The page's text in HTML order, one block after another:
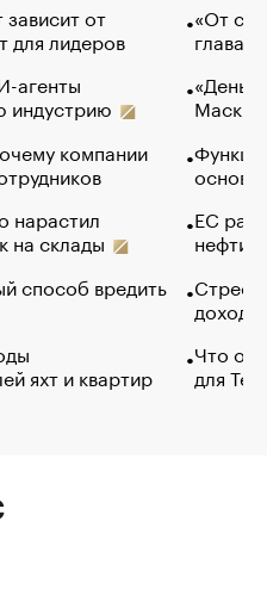
от
для лидеров
агенты
индустрию
компании
нарастил
на склады
способ вредить
яхт и квартир
«От
глава
Маск в
основ
ЕС
нефти
Что
для